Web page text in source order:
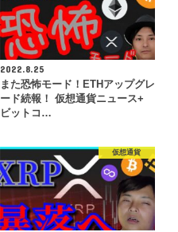
2022.8.25
また恐怖モード！ETHアップグレ
ード続報！ 仮想通貨ニュース+
ビットコ…
仮想通貨